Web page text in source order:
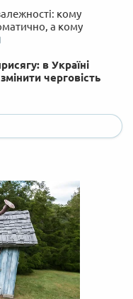
кому
а кому
в Україні
черговість